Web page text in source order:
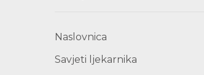
Naslovnica
Savjeti ljekarnika